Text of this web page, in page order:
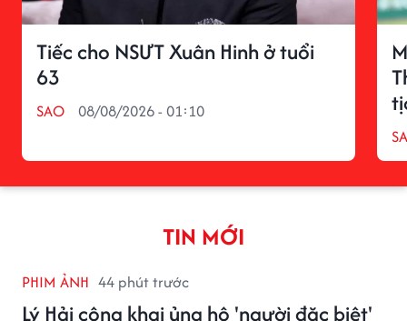
Tiếc cho NSƯT Xuân Hinh ở tuổi
63
SAO 08/08/2026 - 01:10
TIN MỚI
PHIM ẢNH 44 phút trước
Lý Hải công khai ủng hộ 'người đặc biệt'